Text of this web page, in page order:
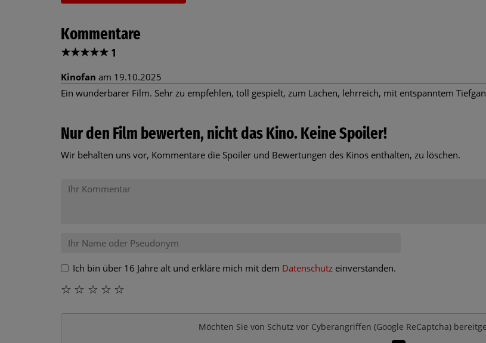
Kommentare
★★★★★ 1
Kinofan am 19.10.2025
Ein wunderbarer Film. Sehr zu empfehlen, toll gespielt, zum Lachen, lehrreich, mit entspanntem
Nur den Film bewerten, nicht das Kino. Keine Spoiler!
Wir behalten uns vor, Kommentare die Spoiler und Bewertungen des Kinos enthalten, zu löschen.
Ich bin über 16 Jahre alt und erkläre mich mit dem Datenschutz einverstanden.
☆
☆
☆
☆
☆
Möchten Sie von Schutz vor Cyberangriffen (Google ReCaptcha)